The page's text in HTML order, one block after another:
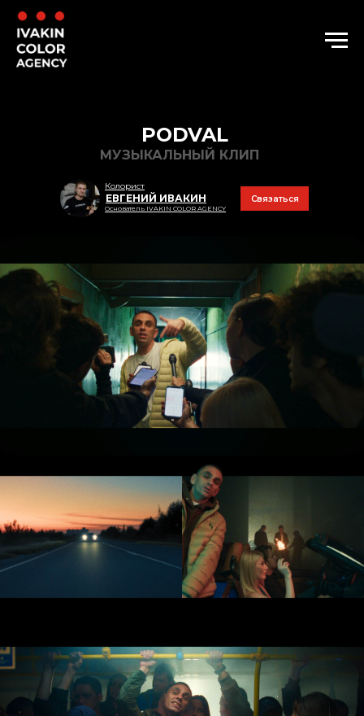
ЕВГЕНИЙ ИВАКИН
Основатель IVAKIN COLOR AGENCY
Связаться
PODVAL
Колорист
МУЗЫКАЛЬНЫЙ КЛИП